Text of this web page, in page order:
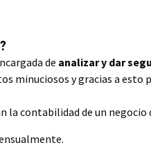
de analizar y dar
minuciosos y gracias a
la contabilidad de un negocio